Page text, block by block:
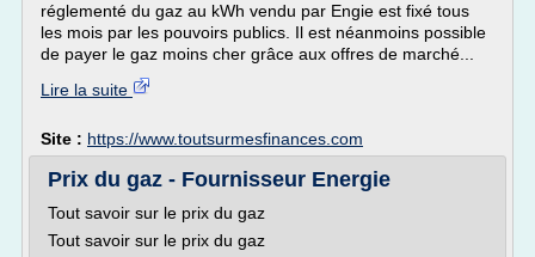
réglementé du gaz au kWh vendu par Engie est fixé tous
les mois par les pouvoirs publics. Il est néanmoins possible
de payer le gaz moins cher grâce aux offres de marché...
Lire la suite
Site : https://www.toutsurmesfinances.com
Prix du gaz - Fournisseur Energie
Tout savoir sur le prix du gaz
Tout savoir sur le prix du gaz